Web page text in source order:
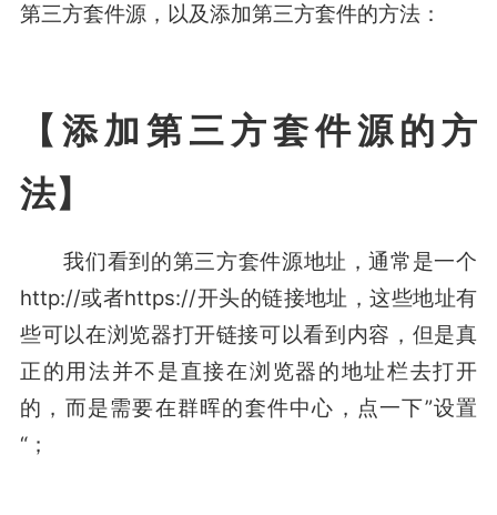
第三方套件源，以及添加第三方套件的方法：
【添加第三方套件源的方
法】
我们看到的第三方套件源地址，通常是一个
http://或者https://开头的链接地址，这些地址有
些可以在浏览器打开链接可以看到内容，但是真
正的用法并不是直接在浏览器的地址栏去打开
的，而是需要在群晖的套件中心，点一下”设置
“；